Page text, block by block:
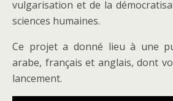
vulgarisation et de la
sciences humaines.
Ce projet a donné lieu à une
arabe, français et anglais, dont
lancement.